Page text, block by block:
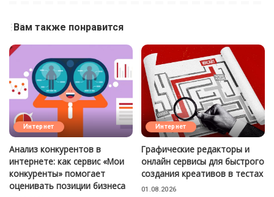
Вам также понравится
Интернет
Анализ конкурентов в
интернете: как сервис «Мои
конкуренты» помогает
оценивать позиции бизнеса
Интернет
Графические редакторы и
онлайн сервисы для быстрого
создания креативов в тестах
01.08.2026